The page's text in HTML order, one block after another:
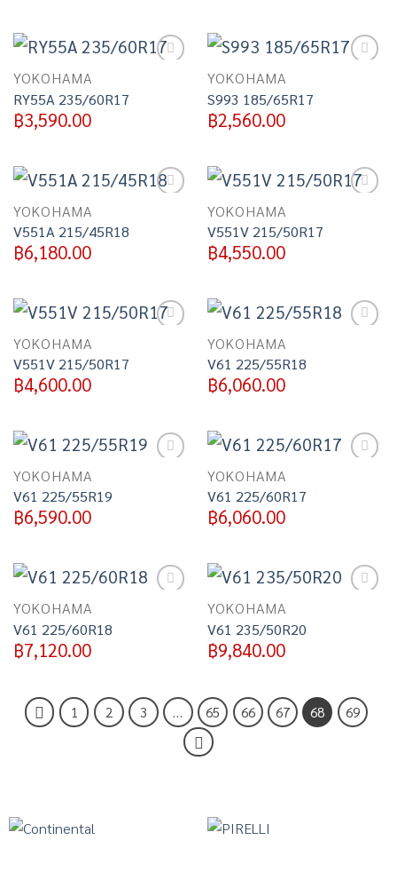
YOKOHAMA
RY55A 235/60R17
฿3,590.00
YOKOHAMA
S993 185/65R17
฿2,560.00
YOKOHAMA
V551A 215/45R18
฿6,180.00
YOKOHAMA
V551V 215/50R17
฿4,550.00
YOKOHAMA
V551V 215/50R17
฿4,600.00
YOKOHAMA
V61 225/55R18
฿6,060.00
YOKOHAMA
V61 225/55R19
฿6,590.00
YOKOHAMA
V61 225/60R17
฿6,060.00
YOKOHAMA
V61 225/60R18
฿7,120.00
YOKOHAMA
V61 235/50R20
฿9,840.00
1 2 3 … 65 66 67 68 69